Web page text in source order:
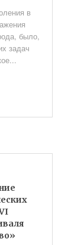
в
было,
задач